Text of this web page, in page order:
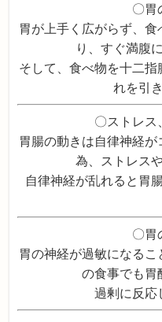
〇胃
胃が上手く広がらず、
り、すぐ満腹
そして、食べ物を十二
れを引
〇ストレス
胃腸の動きは自律神経
為、ストレス
自律神経が乱れると胃
〇胃
胃の神経が過敏になる
の食事でも胃
過剰に反応